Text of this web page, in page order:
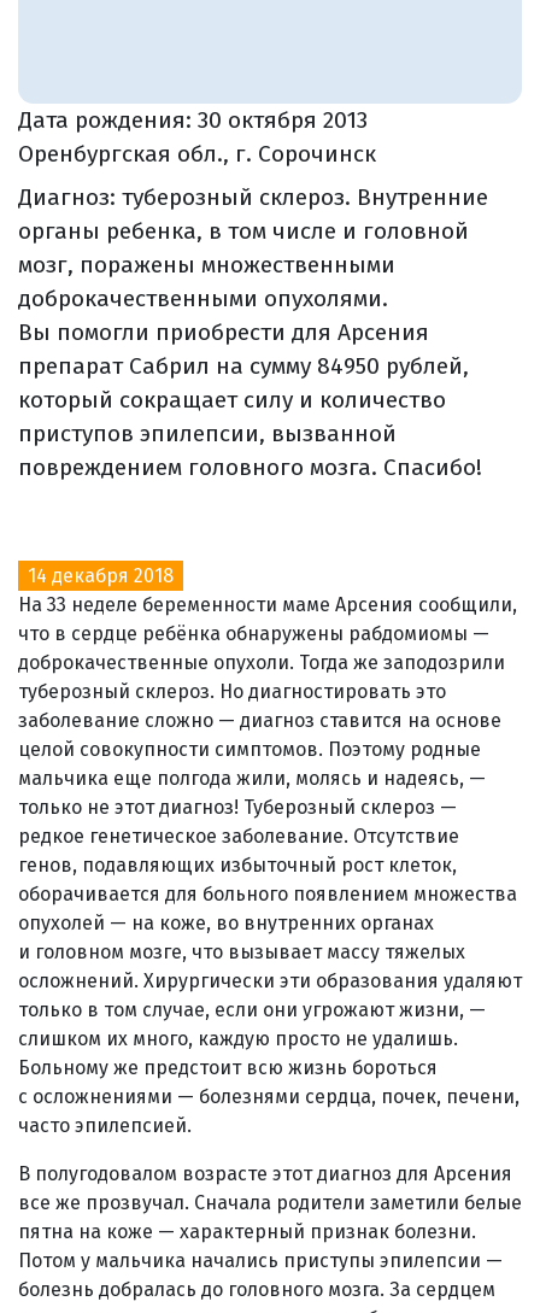
Дата рождения: 30 октября 2013
Оренбургская обл., г. Сорочинск
Диагноз: туберозный склероз. Внутренние
органы ребенка, в том числе и головной
мозг, поражены множественными
доброкачественными опухолями.
Вы помогли приобрести для Арсения
препарат Сабрил на сумму 84950 рублей,
который сокращает силу и количество
приступов эпилепсии, вызванной
повреждением головного мозга. Спасибо!
14 декабря 2018
На 33 неделе беременности маме Арсения сообщили,
что в сердце ребёнка обнаружены рабдомиомы —
доброкачественные опухоли. Тогда же заподозрили
туберозный склероз. Но диагностировать это
заболевание сложно — диагноз ставится на основе
целой совокупности симптомов. Поэтому родные
мальчика еще полгода жили, молясь и надеясь, —
только не этот диагноз! Туберозный склероз —
редкое генетическое заболевание. Отсутствие
генов, подавляющих избыточный рост клеток,
оборачивается для больного появлением множества
опухолей — на коже, во внутренних органах
и головном мозге, что вызывает массу тяжелых
осложнений. Хирургически эти образования удаляют
только в том случае, если они угрожают жизни, —
слишком их много, каждую просто не удалишь.
Больному же предстоит всю жизнь бороться
с осложнениями — болезнями сердца, почек, печени,
часто эпилепсией.
В полугодовалом возрасте этот диагноз для Арсения
все же прозвучал. Сначала родители заметили белые
пятна на коже — характерный признак болезни.
Потом у мальчика начались приступы эпилепсии —
болезнь добралась до головного мозга. За сердцем